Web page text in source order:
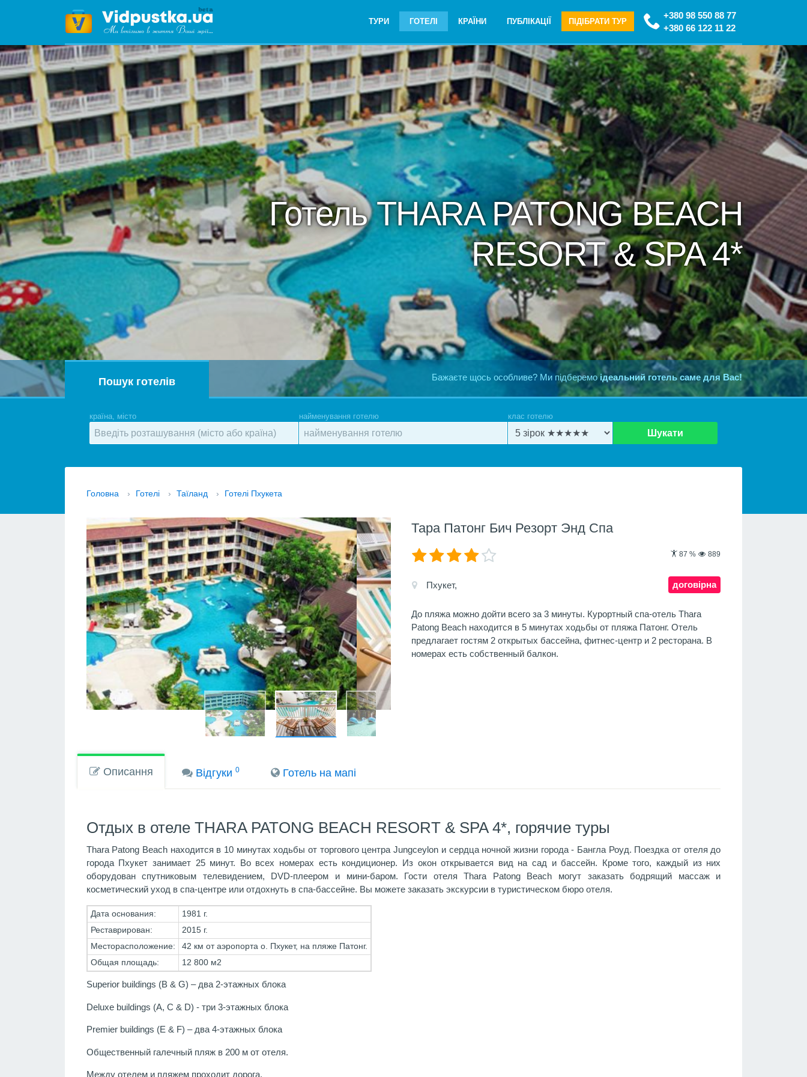
+380 98 550 88 77
+380 66 122 11 22
ТУРИ ГОТЕЛІ КРАЇНИ ПУБЛІКАЦІЇ ПІДІБРАТИ ТУР
Готель THARA PATONG BEACH
RESORT & SPA 4*
Бажаєте щось особливе? Ми підберемоідеальний готель саме для Вас!
Пошук готелів
країна, місто найменування готелю клас готелю
Шукати
Головна › Готелі › Таїланд › Готелі Пхукета
Тара Патонг Бич Резорт Энд Спа
87 % 889
договірна
Пхукет,
До пляжа можно дойти всего за 3 минуты. Курортный спа-отель Thara
Patong Beach находится в 5 минутах ходьбы от пляжа Патонг. Отель
предлагает гостям 2 открытых бассейна, фитнес-центр и 2 ресторана. В
номерах есть собственный балкон.
Описання Вiдгуки0 Готель на мапi
Отдых в отеле THARA PATONG BEACH RESORT & SPA 4*, горячие туры
Thara Patong Beach находится в 10 минутах ходьбы от торгового центра Jungceylon и сердца ночной жизни города - Бангла Роуд. Поездка от отеля до
города Пхукет занимает 25 минут. Во всех номерах есть кондиционер. Из окон открывается вид на сад и бассейн. Кроме того, каждый из них
оборудован спутниковым телевидением, DVD-плеером и мини-баром. Гости отеля Thara Patong Beach могут заказать бодрящий массаж и
косметический уход в спа-центре или отдохнуть в спа-бассейне. Вы можете заказать экскурсии в туристическом бюро отеля.
Дата основания:
1981 г.
Реставрирован:
2015 г.
Месторасположение:
42 км от аэропорта о. Пхукет, на пляже Патонг.
Общая площадь:
12 800 м2
Superior buildings (B & G) – два 2-этажных блока
Deluxe buildings (A, C & D) - три 3-этажных блока
Premier buildings (E & F) – два 4-этажных блока
Общественный галечный пляж в 200 м от отеля.
Между отелем и пляжем проходит дорога.